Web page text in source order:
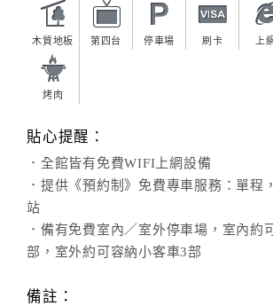
木質地板 第四台 停車場 刷卡 上
烤肉
貼心提醒：
．全館皆有免費WIFI上網設備
．提供《預約制》免費專車服務：單程
站
．備有免費室內／室外停車場，室內約
部，室外約可容納小客車3部
備註：